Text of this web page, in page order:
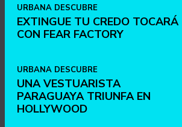
URBANA DESCUBRE
EXTINGUE TU CREDO TOCARÁ
CON FEAR FACTORY
URBANA DESCUBRE
UNA VESTUARISTA
PARAGUAYA TRIUNFA EN
HOLLYWOOD